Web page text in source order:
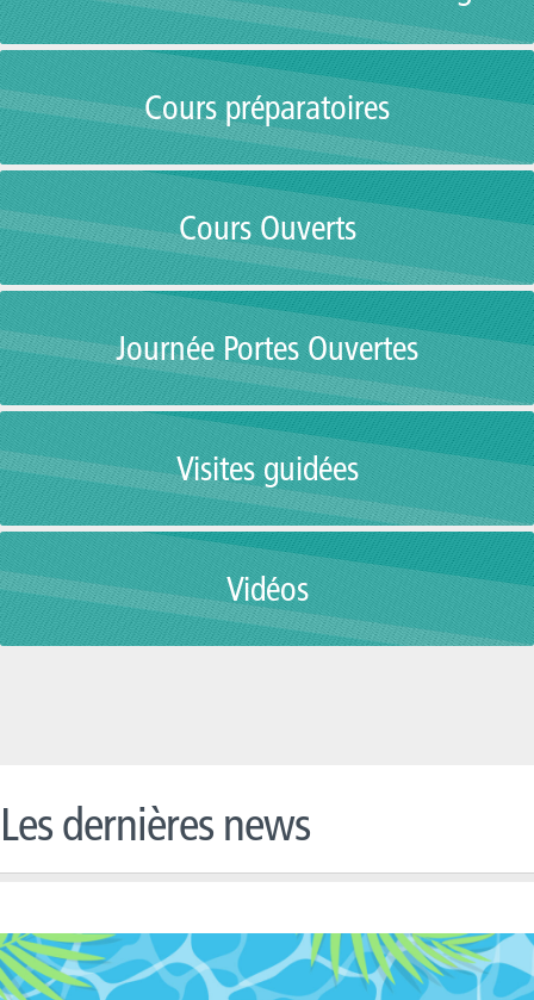
Cours préparatoires
Cours Ouverts
Journée Portes Ouvertes
Visites guidées
Vidéos
Les dernières news